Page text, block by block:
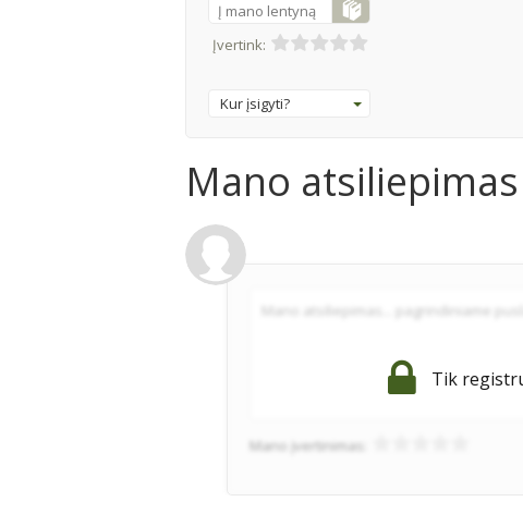
Į mano lentyną
Įvertink:
Kur įsigyti?
Mano atsiliepimas
Tik
Mano įvertinimas: